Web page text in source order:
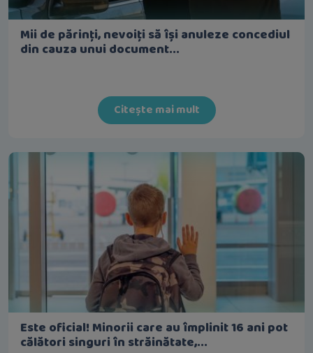
Mii de părinți, nevoiți să își anuleze concediul
din cauza unui document...
Citește mai mult
Este oficial! Minorii care au împlinit 16 ani pot
călători singuri în străinătate,...